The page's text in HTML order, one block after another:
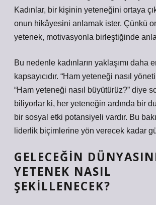
Kadınlar, bir kişinin yeteneğini ortaya
onun hikâyesini anlamak ister. Çünkü
yetenek, motivasyonla birleştiğinde
Bu nedenle kadınların yaklaşımı daha
kapsayıcıdır. “Ham yeteneği nasıl
“Ham yeteneği nasıl büyütürüz?” diye
biliyorlar ki, her yeteneğin ardında bir
bir sosyal etki potansiyeli vardır. Bu
liderlik biçimlerine yön verecek kadar
GELECEĞIN
YETENEK NASIL
ŞEKILLENECEK?